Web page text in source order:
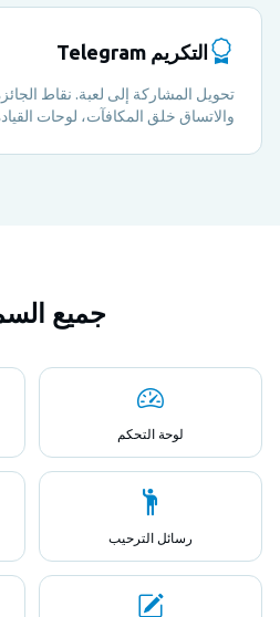
التكريم Telegram
تحويل المشاركة إلى لعبة. نقاط
والاتساق خلق المكافآت، لوحات
جميع
لوحة التحكم
رسائل الترحيب